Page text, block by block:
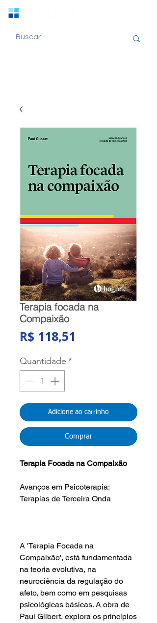
Terapia focada na
Compaixão
R$ 118,51
Quantidade *
Adicione ao carrinho
Comprar
Terapia Focada na Compaixão
Avanços em Psicoterapia:
Terapias de Terceira Onda
A 'Terapia Focada na
Compaixão', está fundamentada
na teoria evolutiva, na
neurociência da regulação do
afeto, bem como em pesquisas
psicológicas básicas. A obra de
Paul Gilbert, explora os princípios